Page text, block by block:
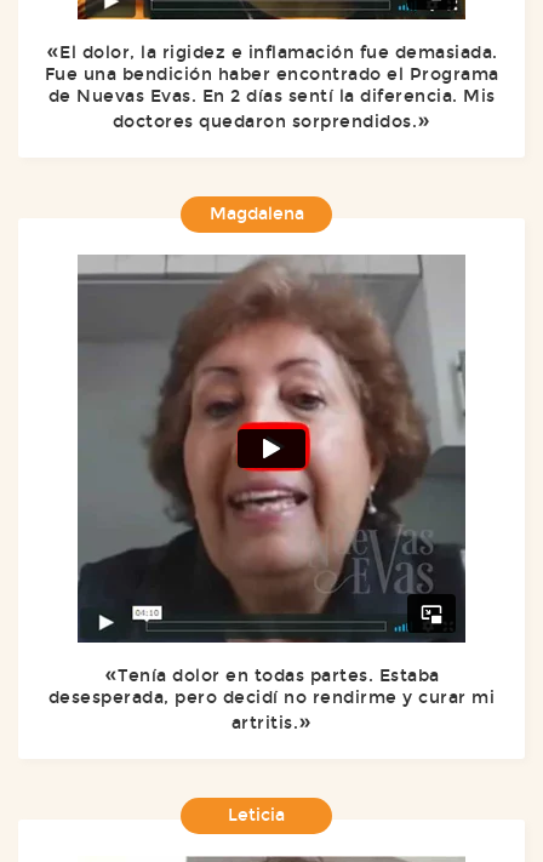
El dolor, la rigidez e inflamación fue demasiada.
Fue una bendición haber encontrado el Programa
de Nuevas Evas. En 2 días sentí la diferencia. Mis
doctores quedaron sorprendidos.
Magdalena
Tenía dolor en todas partes. Estaba
desesperada, pero decidí no rendirme y curar mi
artritis.
Leticia